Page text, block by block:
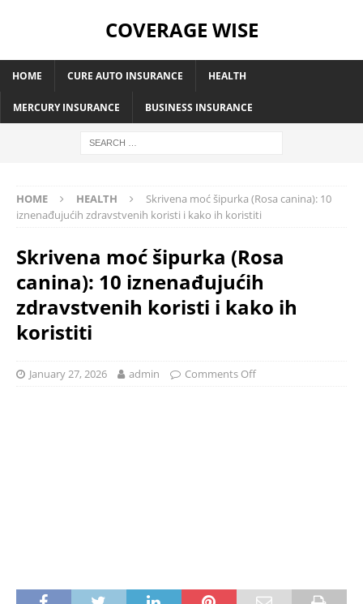
COVERAGE WISE
HOME CURE AUTO INSURANCE HEALTH
MERCURY INSURANCE BUSINESS INSURANCE
HOME HEALTH
Skrivena moć šipurka (Rosa canina): 10
iznenađujućih zdravstvenih koristi i kako ih koristiti
Skrivena moć šipurka (Rosa
canina): 10 iznenađujućih
zdravstvenih koristi i kako ih
koristiti
January 27, 2026 admin Comments Off